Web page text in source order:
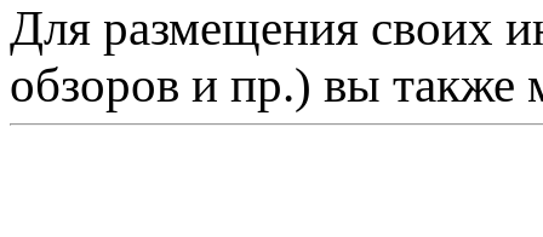
Для размещения своих
обзоров и пр.) вы также